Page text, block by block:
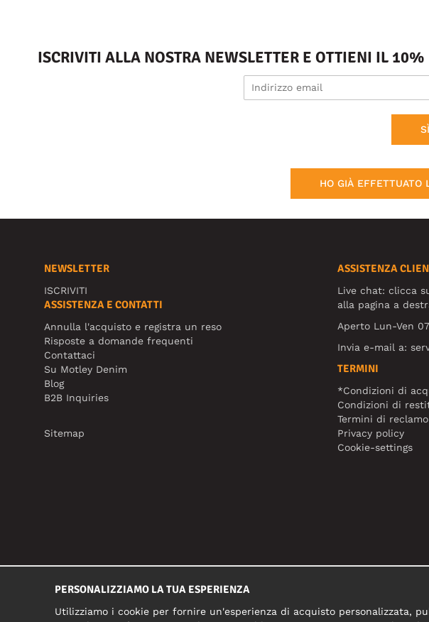
ISCRIVITI ALLA NOSTRA NEWSLETTER E OTTIENI IL
HO GIÀ EFFETTUATO
NEWSLETTER
ISCRIVITI
ASSISTENZA E CONTATTI
Annulla l'acquisto e registra un reso
Risposte a domande frequenti
Contattaci
Su Motley Denim
Blog
B2B Inquiries
Sitemap
ASSISTENZA
Live chat: clicca
alla pagina a
Aperto Lun-Ven
Invia e-mail a:
TERMINI
*Condizioni di
Condizioni di
Termini di reclamo
Privacy policy
Cookie-settings
PERSONALIZZIAMO LA TUA ESPERIENZA
Utilizziamo i cookie per fornire un'esperienza di acquisto personalizzata,